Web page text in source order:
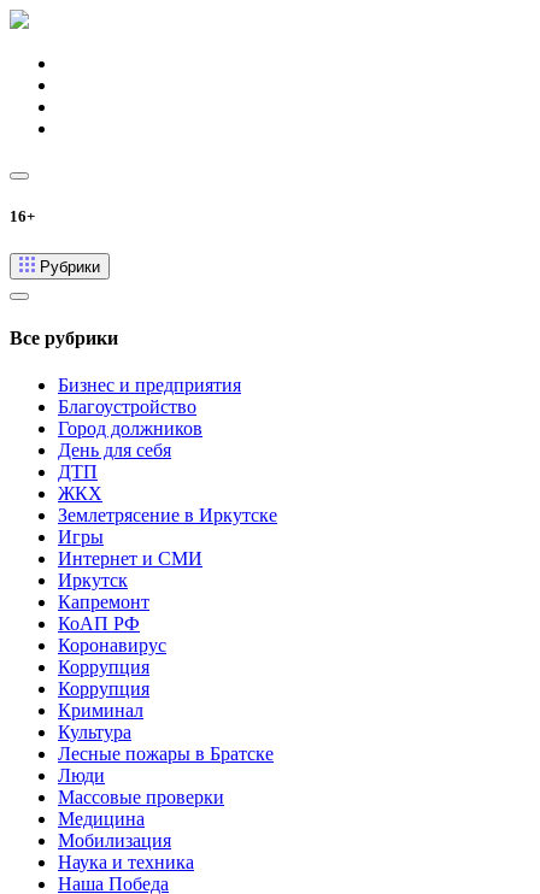
16+
Рубрики
Все рубрики
Бизнес и предприятия
Благоустройство
Город должников
День для себя
ДТП
ЖКХ
Землетрясение в Иркутске
Игры
Интернет и СМИ
Иркутск
Капремонт
КоАП РФ
Коронавирус
Коррупция
Коррупция
Криминал
Культура
Лесные пожары в Братске
Люди
Массовые проверки
Медицина
Мобилизация
Наука и техника
Наша Победа